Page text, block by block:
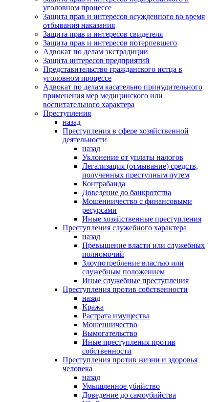
уголовном процессе
Защита прав и интересов осужденного во время
отбывания наказания
Защита прав и интересов свидетеля
Защита прав и интересов потерпевшего
Адвокат по делам экстрадиции
Защита интересов предприятий
Представительство гражданского истца в
уголовном процессе
Адвокат по делам касательно принудительного
применения мер медицинского или
воспитательного характера
Преступления
назад
Преступления в сфере хозяйственной
деятельности
назад
Уклонение от уплаты налогов
Легализация (отмывание) средств,
полученных преступным путем
Контрабанда
Доведение до банкротства
Мошенничество с финансовыми
ресурсами
Иные хозяйственные преступления
Преступления служебного характера
назад
Превышение власти или служебных
полномочий
Злоупотребление властью или
служебным положением
Иные служебные преступления
Преступления против собственности
назад
Кража
Растрата имущества
Мошенничество
Вымогательство
Иные преступления против
собственности
Преступления против жизни и здоровья
человека
назад
Умышленное убийство
Доведение до самоубийства